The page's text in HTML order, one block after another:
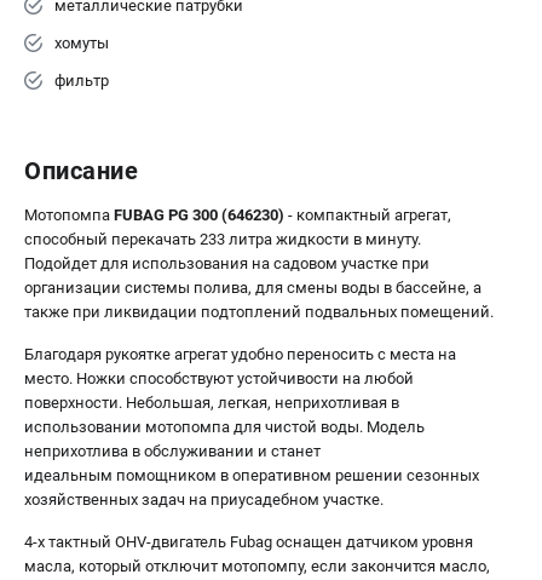
металлические патрубки
хомуты
фильтр
Описание
Мотопомпа FUBAG PG 300 (646230) - компактный агрегат,
способный перекачать 233 литра жидкости в минуту.
Подойдет для использования на садовом участке при
организации системы полива, для смены воды в бассейне, а
также при ликвидации подтоплений подвальных помещений.
Благодаря рукоятке агрегат удобно переносить с места на
место. Ножки способствуют устойчивости на любой
поверхности. Небольшая, легкая, неприхотливая в
использовании мотопомпа для чистой воды. Модель
неприхотлива в обслуживании и станет
идеальным помощником в оперативном решении сезонных
хозяйственных задач на приусадебном участке.
4-х тактный OHV-двигатель Fubag оснащен датчиком уровня
масла, который отключит мотопомпу, если закончится масло,